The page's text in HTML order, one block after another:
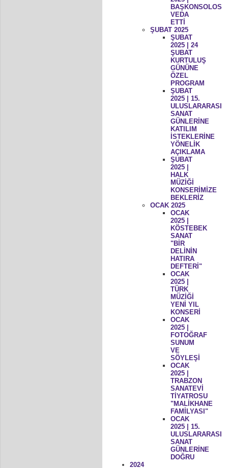
BAŞKONSOLOS
VEDA
ETTİ
ŞUBAT 2025
ŞUBAT
2025 | 24
ŞUBAT
KURTULUŞ
GÜNÜNE
ÖZEL
PROGRAM
ŞUBAT
2025 | 15.
ULUSLARARASI
SANAT
GÜNLERİNE
KATILIM
İSTEKLERİNE
YÖNELİK
AÇIKLAMA
ŞUBAT
2025 |
HALK
MÜZİĞİ
KONSERİMİZE
BEKLERİZ
OCAK 2025
OCAK
2025 |
KÖSTEBEK
SANAT
"BİR
DELİNİN
HATIRA
DEFTERİ"
OCAK
2025 |
TÜRK
MÜZİĞİ
YENİ YIL
KONSERİ
OCAK
2025 |
FOTOĞRAF
SUNUM
VE
SÖYLEŞİ
OCAK
2025 |
TRABZON
SANATEVİ
TİYATROSU
"MALİKHANE
FAMİLYASI"
OCAK
2025 | 15.
ULUSLARARASI
SANAT
GÜNLERİNE
DOĞRU
2024